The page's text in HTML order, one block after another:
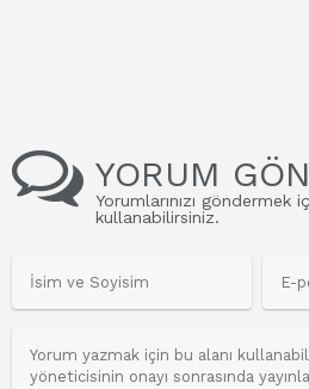
YORUM
Yorumlarınızı göndermek
kullanabilirsiniz.